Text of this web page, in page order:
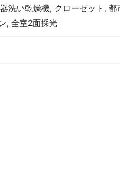
洗い乾燥機, クローゼット, 都
, 全室2面採光